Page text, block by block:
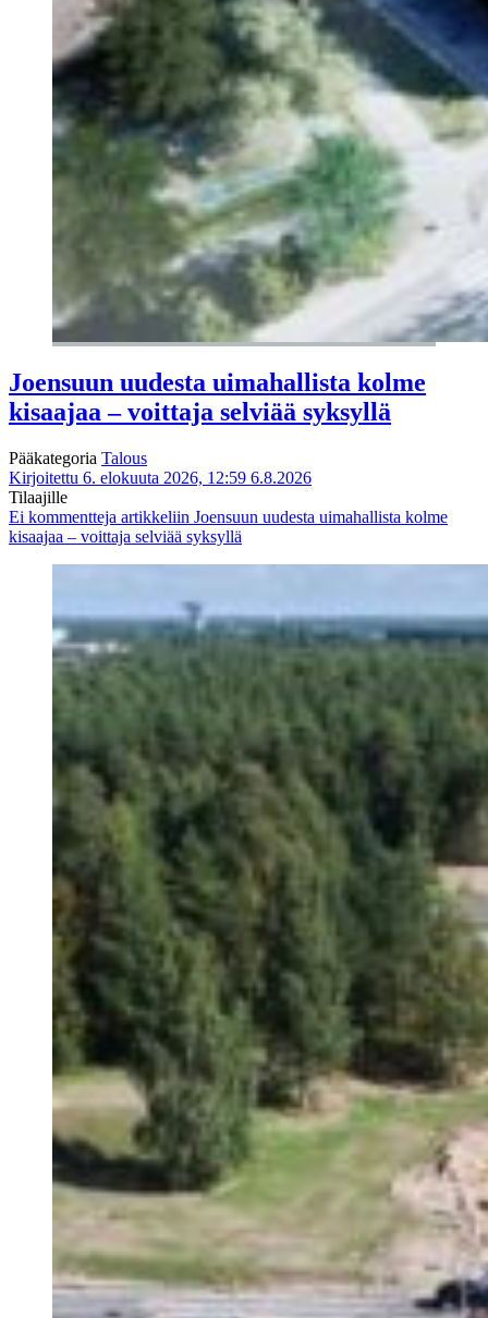
Joensuun uudesta uimahallista kolme
kisaajaa – voittaja selviää syksyllä
Pääkategoria Talous
Kirjoitettu 6. elokuuta 2026, 12:59 6.8.2026
Tilaajille
Ei kommentteja artikkeliin Joensuun uudesta uimahallista kolme
kisaajaa – voittaja selviää syksyllä